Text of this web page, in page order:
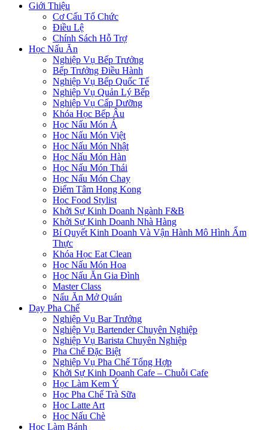
Giới Thiệu
Cơ Cấu Tổ Chức
Điều Lệ
Chính Sách Hỗ Trợ
Học Nấu Ăn
Nghiệp Vụ Bếp Trưởng
Bếp Trưởng Điều Hành
Nghiệp Vụ Bếp Quốc Tế
Nghiệp Vụ Quản Lý Bếp
Nghiệp Vụ Cấp Dưỡng
Khóa Học Bếp Âu
Học Nấu Món Á
Học Nấu Món Việt
Học Nấu Món Nhật
Học Nấu Món Hàn
Học Nấu Món Thái
Học Nấu Món Chay
Điểm Tâm Hong Kong
Học Food Stylist
Khởi Sự Kinh Doanh Ngành F&B
Khởi Sự Kinh Doanh Nhà Hàng
Bí Quyết Kinh Doanh Và Vận Hành Mô Hình Ẩm
Thực
Khóa Học Eat Clean
Học Nấu Món Hoa
Học Nấu Ăn Gia Đình
Master Class
Nấu Ăn Mở Quán
Dạy Pha Chế
Nghiệp Vụ Bar Trưởng
Nghiệp Vụ Bartender Chuyên Nghiệp
Nghiệp Vụ Barista Chuyên Nghiệp
Pha Chế Đặc Biệt
Nghiệp Vụ Pha Chế Tổng Hợp
Khởi Sự Kinh Doanh Cafe – Chuỗi Cafe
Học Làm Kem Ý
Học Pha Chế Trà Sữa
Học Latte Art
Học Nấu Chè
Học Làm Bánh